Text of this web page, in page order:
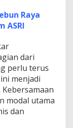
Raya
ASRI
dari
perlu terus
menjadi
modal utama
dan